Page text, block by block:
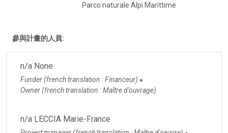
Parco naturale Alpi Marittime
參與計畫的人員:
n/a None
Funder (french translation : Financeur) ●
Owner (french translation : Maître d'ouvrage)
n/a LECCIA Marie-France